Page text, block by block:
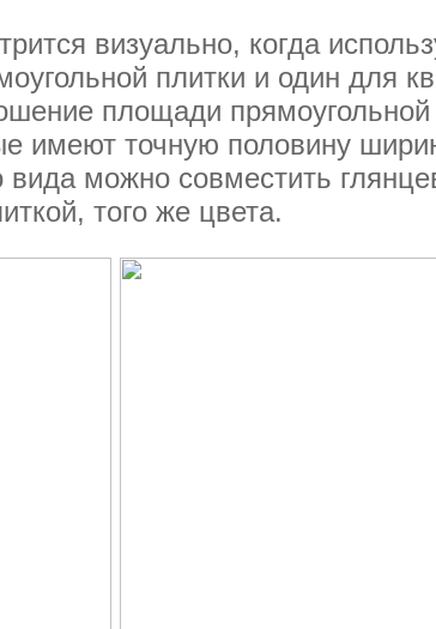
визуально, когда
плитки и один для
площади
имеют точную половину
можно совместить
того же цвета.